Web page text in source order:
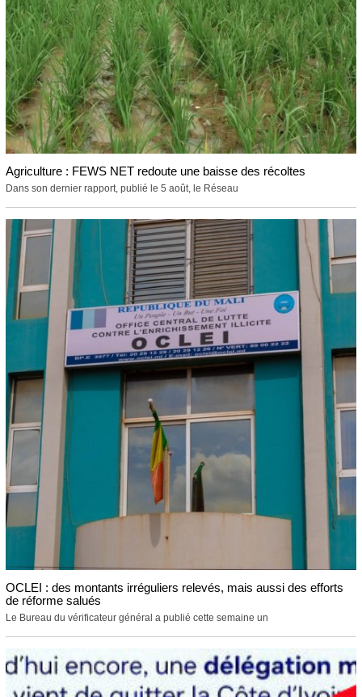
Agriculture : FEWS NET redoute une baisse des récoltes
Dans son dernier rapport, publié le 5 août, le Réseau
OCLEI : des montants irréguliers relevés, mais aussi des efforts
de réforme salués
Le Bureau du vérificateur général a publié cette semaine un